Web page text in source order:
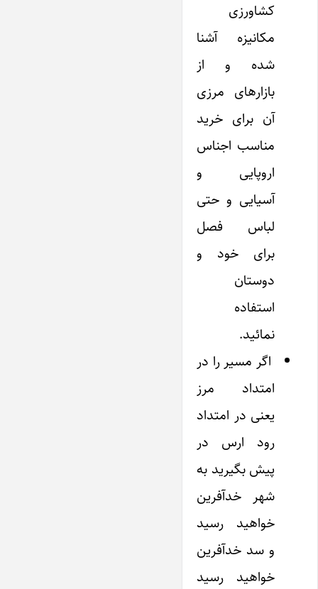
کشاورزی
مکانیزه آشنا
شده و از
بازارهای مرزی
آن برای خرید
مناسب اجناس
اروپایی و
آسیایی و حتی
لباس فصل
برای خود و
دوستان
استفاده
نمائید.
اگر مسیر را در
امتداد مرز
یعنی در امتداد
رود ارس در
پیش بگیرید به
شهر خدآفرین
خواهید رسید
و سد خدآفرین
خواهید رسید